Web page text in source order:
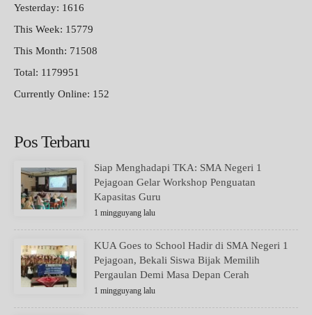
Yesterday: 1616
This Week: 15779
This Month: 71508
Total: 1179951
Currently Online: 152
Pos Terbaru
Siap Menghadapi TKA: SMA Negeri 1
Pejagoan Gelar Workshop Penguatan
Kapasitas Guru
1 mingguyang lalu
KUA Goes to School Hadir di SMA Negeri 1
Pejagoan, Bekali Siswa Bijak Memilih
Pergaulan Demi Masa Depan Cerah
1 mingguyang lalu